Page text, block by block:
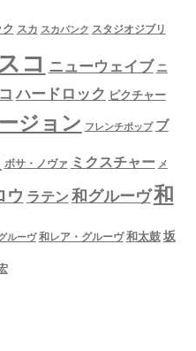
スカ スカパンク スタジオジブリ
コ ニューウェイブ ニ
ハードロック ピクチャー
ジョン フレンチポップ ブ
ボサ・ノヴァ ミクスチャー メ
ウ ラテン 和グルーヴ和
ルーヴ 和レア・グルーヴ 和太鼓坂